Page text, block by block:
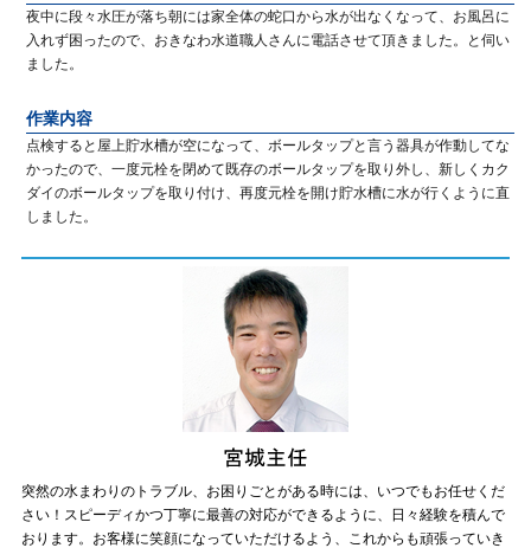
夜中に段々水圧が落ち朝には家全体の蛇口から水が出なくなって、お風呂に
入れず困ったので、おきなわ水道職人さんに電話させて頂きました。と伺い
ました。
作業内容
点検すると屋上貯水槽が空になって、ボールタップと言う器具が作動してな
かったので、一度元栓を閉めて既存のボールタップを取り外し、新しくカク
ダイのボールタップを取り付け、再度元栓を開け貯水槽に水が行くように直
しました。
突然の水まわりのトラブル、お困りごとがある時には、いつでもお任せくだ
さい！スピーディかつ丁寧に最善の対応ができるように、日々経験を積んで
おります。お客様に笑顔になっていただけるよう、これからも頑張っていき